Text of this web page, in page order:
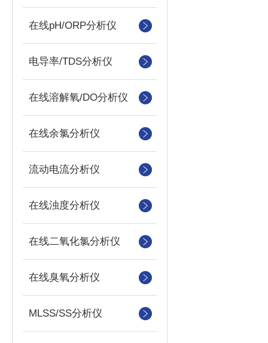
在线pH/ORP分析仪
电导率/TDS分析仪
在线溶解氧/DO分析仪
在线余氯分析仪
流动电流分析仪
在线浊度分析仪
在线二氧化氯分析仪
在线臭氧分析仪
MLSS/SS分析仪